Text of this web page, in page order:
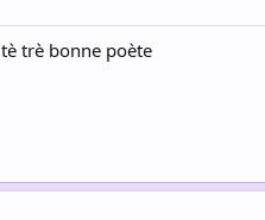
trè bonne poète